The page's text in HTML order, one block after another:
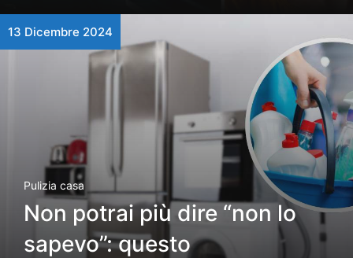
13 Dicembre 2024
Pulizia casa
Non potrai più dire “non lo
sapevo”: questo